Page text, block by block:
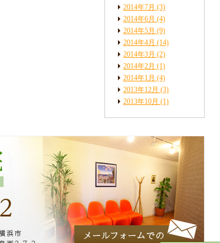
2014年7月 (3)
2014年6月 (4)
2014年5月 (9)
2014年4月 (14)
2014年3月 (2)
2014年2月 (1)
2014年1月 (4)
2013年12月 (3)
2013年10月 (1)